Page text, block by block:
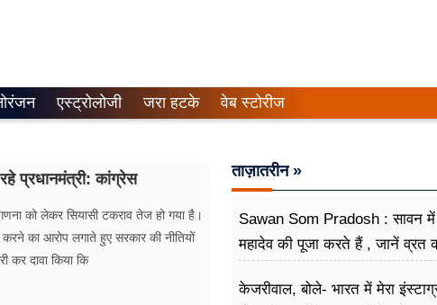
एस्ट्रोलोजी जरा हटके वेब स्टोरीज
प्रधानमंत्री: कांग्रेस
को लेकर सियासी टकराव तेज हो गया है।
का आरोप लगाते हुए सरकार की नीतियों
कर दावा किया कि
ताज़ातरीन »
Sawan Som Pradosh : सावन में
महादेव की पूजा करते हैं , जानें व्रत
केजरीवाल, बोले- भारत में मेरा